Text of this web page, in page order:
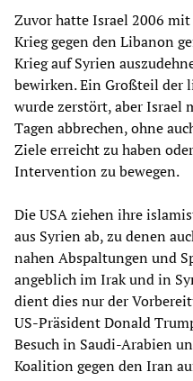
Zuvor hatte Israel 2006
Krieg gegen den Libanon
Krieg auf Syrien
bewirken. Ein Großteil der
wurde zerstört, aber Israel
Tagen abbrechen, ohne
Ziele erreicht zu haben
Intervention zu bewegen.
Die USA ziehen ihre
aus Syrien ab, zu denen
nahen Abspaltungen und
angeblich im Irak und in
dient dies nur der
US-Präsident Donald
Besuch in Saudi-Arabien
Koalition gegen den Iran